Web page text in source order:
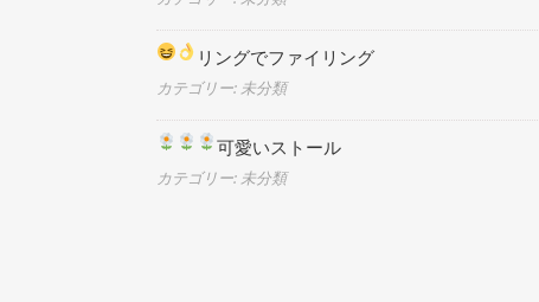
リングでファイリング
カテゴリー: 未分類
可愛いストール
カテゴリー: 未分類